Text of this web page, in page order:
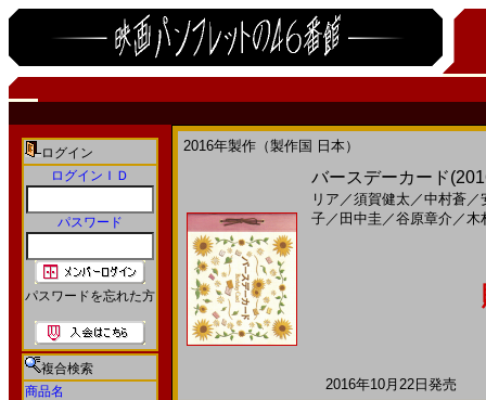
ログイン
ログインＩＤ
パスワード
パスワードを忘れた方
複合検索
商品名
2016年製作（製作国 日本）
バースデーカード
リア ／須賀健太 ／中村蒼／
子／ 田中圭 ／谷原章介 ／木
2016年10月22日発売